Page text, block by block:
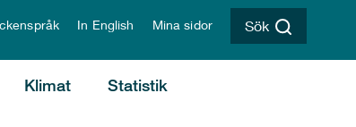
In English Mina sidor Sök
Klimat Statistik